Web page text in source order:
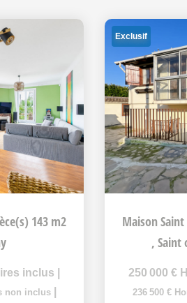
143 m2
inclus
non inclus
Exclusif
, Saint
250 000 €
236 500 €